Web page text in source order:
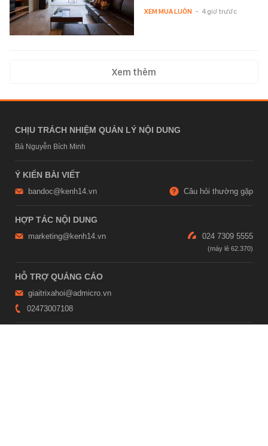
XEM MUA LUÔN - 4 giờ trước
Xem thêm
CHỊU TRÁCH NHIỆM QUẢN LÝ NỘI DUNG
Bà Nguyễn Bích Minh
Ý KIẾN BÀI VIẾT
bandoc@kenh14.vn Câu hỏi thường gặp
HỢP TÁC NỘI DUNG
marketing@kenh14.vn 024 7309 5555
HỖ TRỢ QUẢNG CÁO
giaitrixahoi@admicro.vn
02473007108